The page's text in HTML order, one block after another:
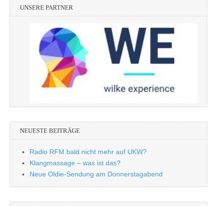
UNSERE PARTNER
NEUESTE BEITRÄGE
Radio RFM bald nicht mehr auf UKW?
Klangmassage – was ist das?
Neue Oldie-Sendung am Donnerstagabend